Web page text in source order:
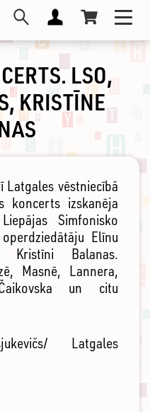
LSO,
KRISTĪNE
vēstniecībā
koncerts izskanēja
Simfonisko
Elīnu
Kristīni Balanas.
Masnē, Lannera,
un citu
Latgales